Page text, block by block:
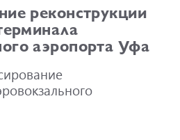
реконструкции
аэропорта Уфа